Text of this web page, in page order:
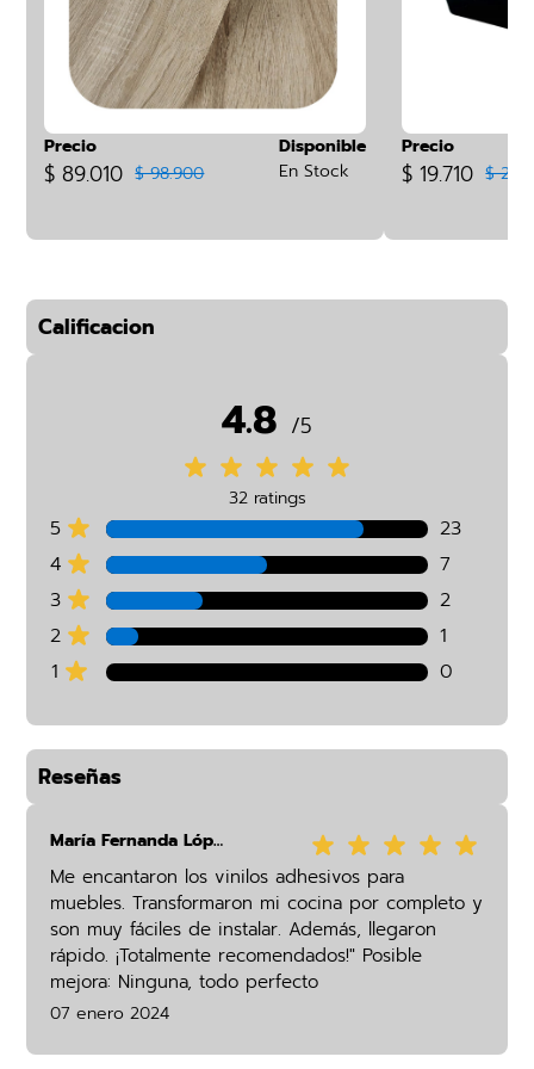
Precio
$ 89.010 $ 98.900
Disponible
En Stock
Precio
$ 19.710 $
Calificacion
4.8 /5
32 ratings
5
23
4
7
3
2
2
1
1
0
Reseñas
María Fernanda López
Me encantaron los vinilos adhesivos para
muebles. Transformaron mi cocina por completo y
son muy fáciles de instalar. Además, llegaron
rápido. ¡Totalmente recomendados!" Posible
mejora: Ninguna, todo perfecto
07 enero 2024